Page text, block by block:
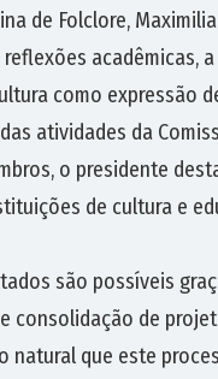
de Folclore,
acadêmicas,
como expressão
atividades da
o presidente
de cultura e
são possíveis
de
que este